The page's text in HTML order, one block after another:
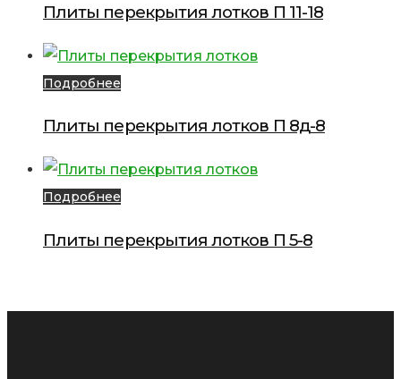
Плиты перекрытия лотков П 11-18
Подробнее
Плиты перекрытия лотков П 8д-8
Подробнее
Плиты перекрытия лотков П 5-8